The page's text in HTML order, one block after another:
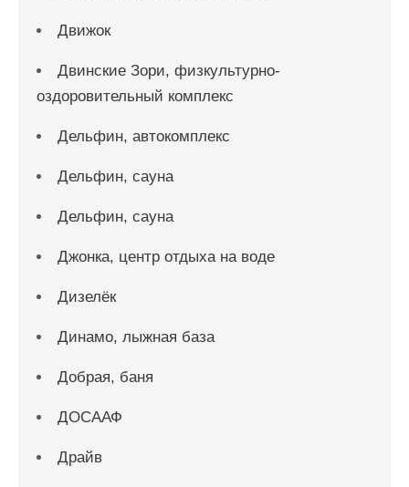
Движок
Двинские Зори, физкультурно-
оздоровительный комплекс
Дельфин, автокомплекс
Дельфин, сауна
Дельфин, сауна
Джонка, центр отдыха на воде
Дизелёк
Динамо, лыжная база
Добрая, баня
ДОСААФ
Драйв